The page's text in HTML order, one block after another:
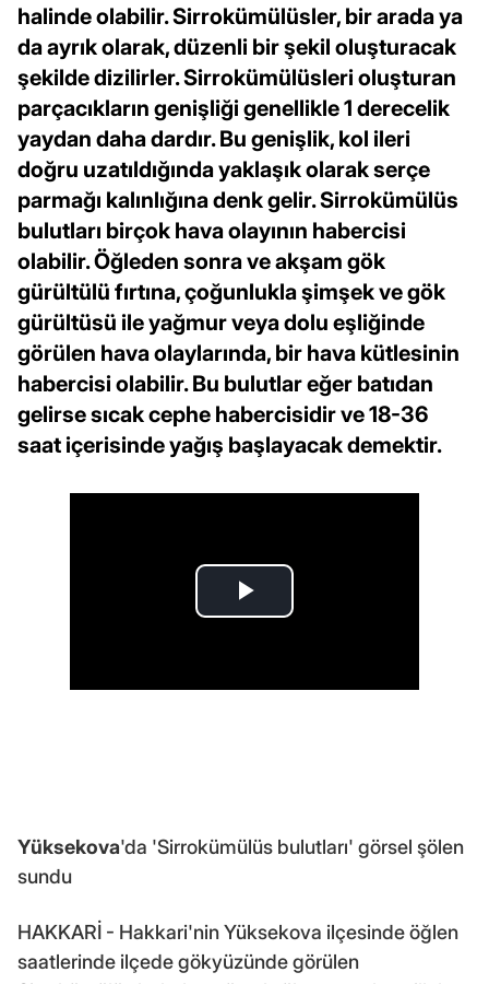
halinde olabilir. Sirrokümülüsler, bir arada ya
da ayrık olarak, düzenli bir şekil oluşturacak
şekilde dizilirler. Sirrokümülüsleri oluşturan
parçacıkların genişliği genellikle 1 derecelik
yaydan daha dardır. Bu genişlik, kol ileri
doğru uzatıldığında yaklaşık olarak serçe
parmağı kalınlığına denk gelir. Sirrokümülüs
bulutları birçok hava olayının habercisi
olabilir. Öğleden sonra ve akşam gök
gürültülü fırtına, çoğunlukla şimşek ve gök
gürültüsü ile yağmur veya dolu eşliğinde
görülen hava olaylarında, bir hava kütlesinin
habercisi olabilir. Bu bulutlar eğer batıdan
gelirse sıcak cephe habercisidir ve 18-36
saat içerisinde yağış başlayacak demektir.
Yüksekova'da 'Sirrokümülüs bulutları' görsel şölen
sundu
HAKKARİ - Hakkari'nin Yüksekova ilçesinde öğlen
saatlerinde ilçede gökyüzünde görülen